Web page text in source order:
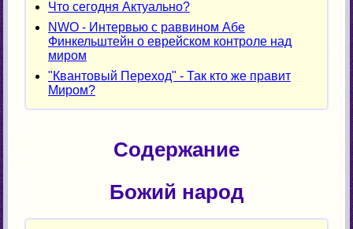
Что сегодня Актуально?
NWO - Интервью с раввином Абе
Финкельштейн о еврейском контроле над
миром
"Квантовый Переход" - Так кто же правит
Миром?
Содержание
Божий народ